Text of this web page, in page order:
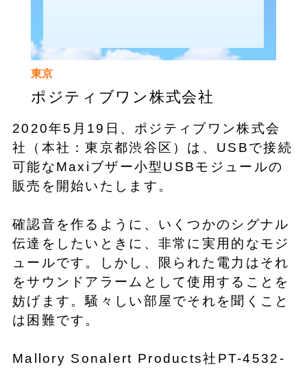
東京
ポジティブワン株式会社
2020年5月19日、ポジティブワン株式会
社（本社：東京都渋谷区）は、USBで接続
可能なMaxiブザー小型USBモジュールの
販売を開始いたします。
確認音を作るように、いくつかのシグナル
伝達をしたいときに、非常に実用的なモジ
ュールです。しかし、限られた電力はそれ
をサウンドアラームとして使用することを
妨げます。騒々しい部屋でそれを聞くこと
は困難です。
Mallory Sonalert Products社PT-4532-